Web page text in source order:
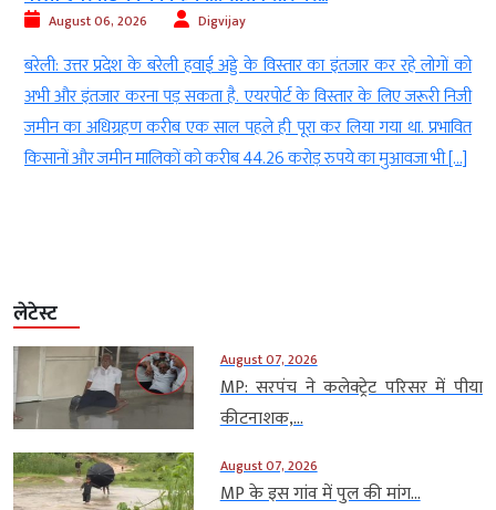
August 06, 2026 Digvijay
बरेली: उत्तर प्रदेश के बरेली हवाई अड्डे के विस्तार का इंतजार कर रहे लोगों को
अभी और इंतजार करना पड़ सकता है. एयरपोर्ट के विस्तार के लिए जरूरी निजी
जमीन का अधिग्रहण करीब एक साल पहले ही पूरा कर लिया गया था. प्रभावित
किसानों और जमीन मालिकों को करीब 44.26 करोड़ रुपये का मुआवजा भी […]
लेटेस्ट
August 07, 2026
MP: सरपंच ने कलेक्ट्रेट परिसर में पीया
कीटनाशक,...
August 07, 2026
MP के इस गांव में पुल की मांग...